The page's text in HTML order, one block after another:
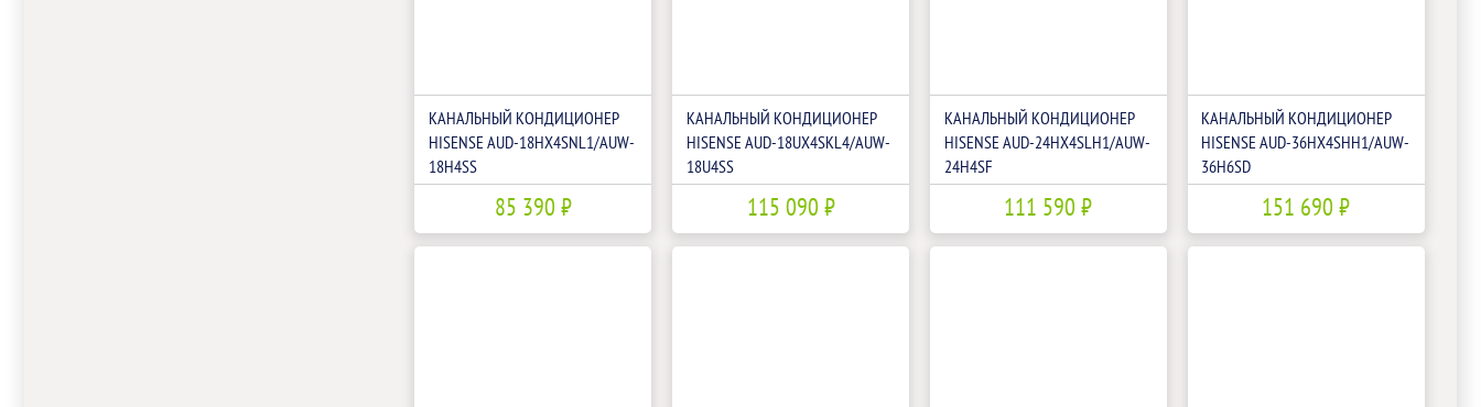
КАНАЛЬНЫЙ КОНДИЦИОНЕР
HISENSE AUD-18HX4SNL1/AUW-
18H4SS
85 390 ₽
КАНАЛЬНЫЙ КОНДИЦИОНЕР
HISENSE AUD-18UX4SKL4/AUW-
18U4SS
115 090 ₽
КАНАЛЬНЫЙ КОНДИЦИОНЕР
HISENSE AUD-24HX4SLH1/AUW-
24H4SF
111 590 ₽
КАНАЛЬНЫЙ КОНДИЦИОНЕР
HISENSE AUD-36HX4SHH1/AUW-
36H6SD
151 690 ₽